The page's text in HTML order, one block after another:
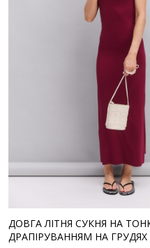
ДОВГА ЛІТНЯ СУКНЯ НА
ДРАПІРУВАННЯМ НА ГРУДЯХ